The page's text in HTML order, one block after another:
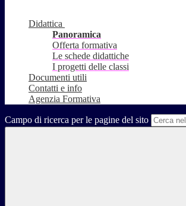
Didattica
Panoramica
Offerta formativa
Le schede didattiche
I progetti delle classi
Documenti utili
Contatti e info
Agenzia Formativa
Campo di ricerca per le pagine del sito